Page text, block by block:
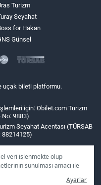
veri işlenmekte olup
sunulması amacı ile
size özel
Ayarlar
Turizm
Seyahat
for Hakan
Günsel
uçak bileti platformu.
için: Obilet.com Turizm
No: 9883)
Seyahat Acentası (TÜRSAB
88214125)